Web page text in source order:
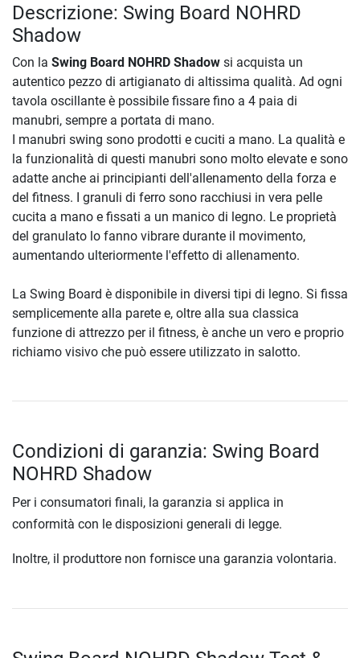
Descrizione: Swing Board NOHRD
Shadow
Con la Swing Board NOHRD Shadow si acquista un
autentico pezzo di artigianato di altissima qualità. Ad ogni
tavola oscillante è possibile fissare fino a 4 paia di
manubri, sempre a portata di mano.
I manubri swing sono prodotti e cuciti a mano. La qualità e
la funzionalità di questi manubri sono molto elevate e sono
adatte anche ai principianti dell'allenamento della forza e
del fitness. I granuli di ferro sono racchiusi in vera pelle
cucita a mano e fissati a un manico di legno. Le proprietà
del granulato lo fanno vibrare durante il movimento,
aumentando ulteriormente l'effetto di allenamento.
La Swing Board è disponibile in diversi tipi di legno. Si fissa
semplicemente alla parete e, oltre alla sua classica
funzione di attrezzo per il fitness, è anche un vero e proprio
richiamo visivo che può essere utilizzato in salotto.
Condizioni di garanzia: Swing Board
NOHRD Shadow
Per i consumatori finali, la garanzia si applica in
conformità con le disposizioni generali di legge.
Inoltre, il produttore non fornisce una garanzia volontaria.